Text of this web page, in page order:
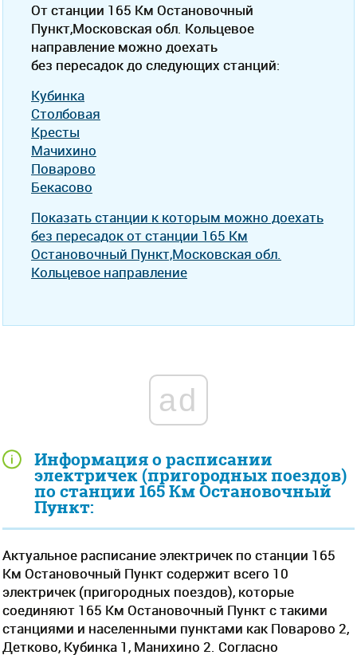
Информация о расписании
электричек (пригородных поездов)
по станции 165 Км Остановочный
Пункт:
Актуальное расписание электричек по станции 165
Км Остановочный Пункт содержит всего 10
электричек (пригородных поездов), которые
соединяют 165 Км Остановочный Пункт с такими
станциями и населенными пунктами как Поварово 2,
Детково, Кубинка 1, Манихино 2. Согласно
От станции 165 Км Остановочный
Пункт,Московская обл. Кольцевое
направление можно доехать
без пересадок до следующих станций:
Кубинка
Столбовая
Кресты
Мачихино
Поварово
Бекасово
Показать станции к которым можно доехать
без пересадок от станции 165 Км
Остановочный Пункт,Московская обл.
Кольцевое направление
ad